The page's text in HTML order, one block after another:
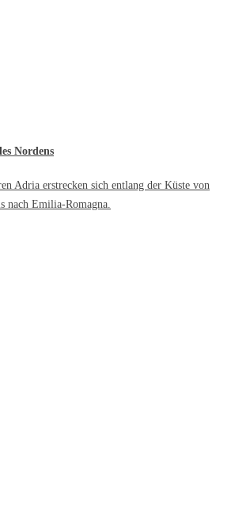
Nordens
Adria erstrecken sich entlang der Küste von
nach Emilia-Romagna.